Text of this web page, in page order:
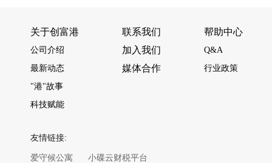
关于创富港
公司介绍
最新动态
"港"故事
科技赋能
联系我们
加入我们
媒体合作
帮助中心
Q&A
行业政策
友情链接:
爱守候公寓 小碟云财税平台